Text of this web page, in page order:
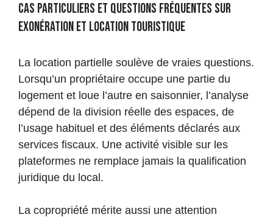
Cas particuliers et questions fréquentes sur
exonération et location touristique
La location partielle soulève de vraies questions.
Lorsqu’un propriétaire occupe une partie du
logement et loue l’autre en saisonnier, l’analyse
dépend de la division réelle des espaces, de
l’usage habituel et des éléments déclarés aux
services fiscaux. Une activité visible sur les
plateformes ne remplace jamais la qualification
juridique du local.
La copropriété mérite aussi une attention